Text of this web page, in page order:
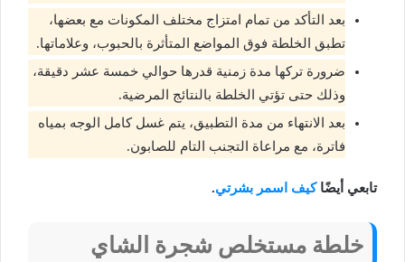
بعد التأكد من تمام امتزاج مختلف المكونات مع بعضها،
تطبق الخلطة فوق المواضع المتأثرة بالحبوب، وعلاماتها.
ضرورة تركها مدة زمنية قدرها حوالي خمسة عشر دقيقة،
وذلك حتى تؤتي الخلطة بالنتائج المرضية.
بعد الانتهاء من مدة التطبيق، يتم غسل كامل الوجه بمياه
فاترة، مع مراعاة التجنب التام للصابون.
تابعي أيضًاكيف اسمر بشرتي.
خلطة مستخلص شجرة الشاي